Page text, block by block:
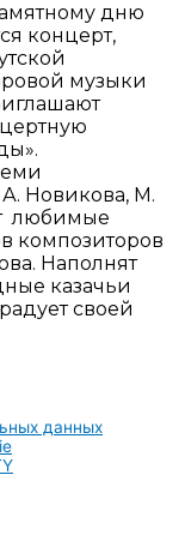
дню
концерт,
музыки
А. Новикова, М.
любимые
композиторов
Наполнят
казачьи
своей
данных